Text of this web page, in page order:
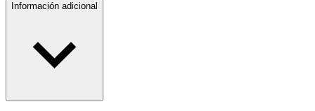
Información adicional